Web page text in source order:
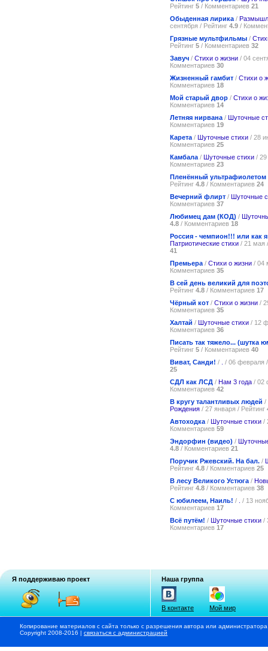
Рейтинг 5 / Комментариев 21
Обыденная лирика /
сентября / Рейтинг 4.9 /
Грязные мультфильмы /
Рейтинг 5 / Комментариев 32
Завуч / Стихи о жизни / 04
Комментариев 30
Жизненный гамбит / Стихи о
Комментариев 18
Мой старый двор / Стихи о
Комментариев 14
Летняя нирвана / Шуточные
Комментариев 19
Карета / Шуточные стихи / 28
Комментариев 25
Камбала / Шуточные стихи /
Комментариев 23
Пленённый ультрафиолетом
Рейтинг 4.8 / Комментариев 24
Вечерний флирт / Шуточные
Комментариев 37
Любимец дам (КОД) /
4.8 / Комментариев 18
Россия - чемпион!!! или как
Патриотические стихи / 21 мая
41
Премьера / Стихи о жизни / 04
Комментариев 35
В сей день великий для
Рейтинг 4.8 / Комментариев 17
Чёрный кот / Стихи о жизни /
Комментариев 35
Халтай / Шуточные стихи / 12
Комментариев 36
Писать так тяжело... (шутка
Рейтинг 5 / Комментариев 40
Виват, Санди! /
/ 06 февраля
25
СДЛ как ЛСД / Нам 3 года / 02
Комментариев 42
В кругу талантливых людей /
Рождения / 27 января / Рейтинг
Автоходка / Шуточные стихи /
Комментариев 59
Эндорфин (видео) /
4.8 / Комментариев 21
Поручик Ржевский. На бал. /
Рейтинг 4.8 / Комментариев 25
В лесу Великого Устюга /
Рейтинг 4.8 / Комментариев 38
С юбилеем, Наиль! /
/ 13
Комментариев 17
Всё путём! / Шуточные стихи /
Комментариев 17
Я поддерживаю проект Наша группа
В контакте Мой мир
Копирование материалов с сайта только с разрешения автора или
Copyright 2008-2016 | связаться с администрацией